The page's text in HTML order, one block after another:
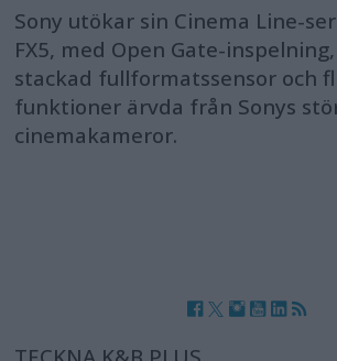
Sony utökar sin Cinema Line-
FX5, med Open Gate-
stackad fullformatssensor och
funktioner ärvda från Sonys
cinemakameror.